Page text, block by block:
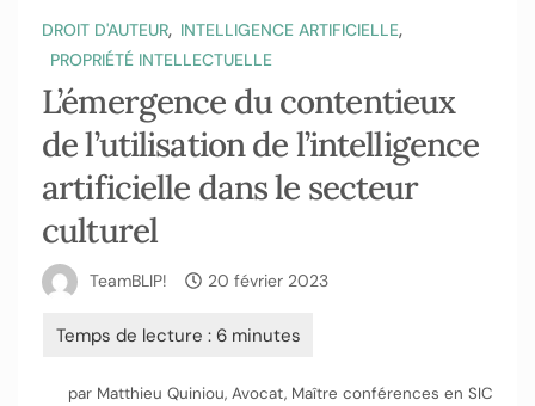
DROIT D'AUTEUR, INTELLIGENCE ARTIFICIELLE,
PROPRIÉTÉ INTELLECTUELLE
L’émergence du contentieux
de l’utilisation de l’intelligence
artificielle dans le secteur
culturel
TeamBLIP! 20 février 2023
par Matthieu Quiniou, Avocat, Maître conférences en SIC